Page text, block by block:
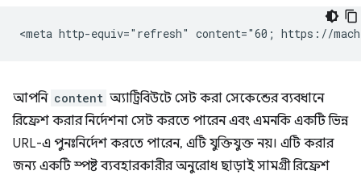
আপনি content অ্যাট্রিবিউটে সেট করা সেকেন্ডের ব্যবধানে
রিফ্রেশ করার নির্দেশনা সেট করতে পারেন এবং এমনকি একটি ভিন্ন
URL-এ পুনঃনির্দেশ করতে পারেন, এটি যুক্তিযুক্ত নয়। এটি করার
জন্য একটি স্পষ্ট ব্যবহারকারীর অনুরোধ ছাড়াই সামগ্রী রিফ্রেশ